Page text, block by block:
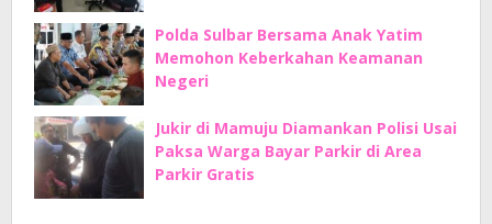
Polda Sulbar Bersama Anak Yatim
Memohon Keberkahan Keamanan
Negeri
Jukir di Mamuju Diamankan Polisi Usai
Paksa Warga Bayar Parkir di Area
Parkir Gratis